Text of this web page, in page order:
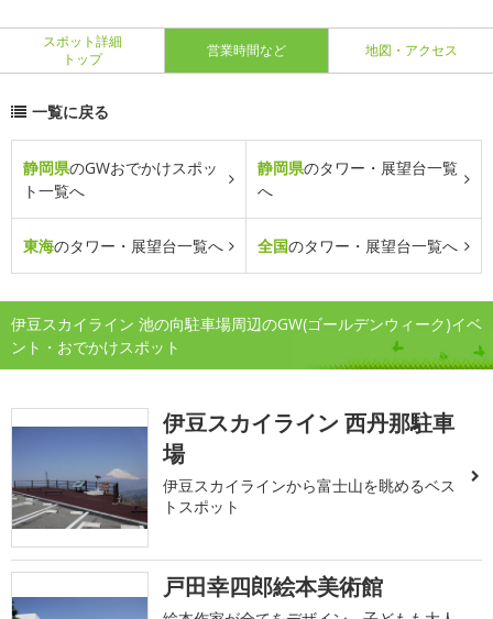
スポット詳細
トップ
営業時間など 地図・アクセス
一覧に戻る
静岡県のGWおでかけスポッ
ト一覧へ
静岡県のタワー・展望台一覧
へ
東海のタワー・展望台一覧へ 全国のタワー・展望台一覧へ
伊豆スカイライン 池の向駐車場周辺のGW(ゴールデンウィーク)イベ
ント・おでかけスポット
伊豆スカイライン 西丹那駐車
場
伊豆スカイラインから富士山を眺めるベス
トスポット
戸田幸四郎絵本美術館